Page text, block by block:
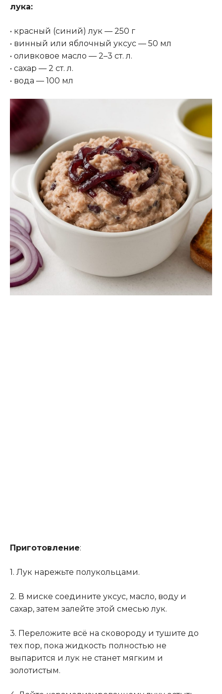
лука:
• красный (синий) лук — 250 г
• винный или яблочный уксус — 50 мл
• оливковое масло — 2–3 ст. л.
• сахар — 2 ст. л.
• вода — 100 мл
Приготовление:
1. Лук нарежьте полукольцами.
2. В миске соедините уксус, масло, воду и
сахар, затем залейте этой смесью лук.
3. Переложите всё на сковороду и тушите до
тех пор, пока жидкость полностью не
выпарится и лук не станет мягким и
золотистым.